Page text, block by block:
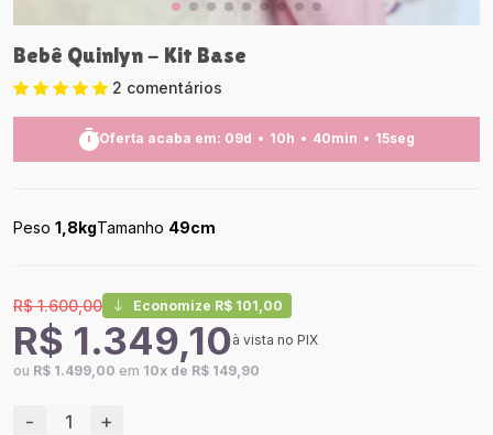
Bebê Quinlyn - Kit Base
2 comentários
Oferta acaba em: 09d 10h 40min 14seg
Peso 1,8kgTamanho 49cm
R$ 1.600,00 Economize R$ 101,00
ou R$ 1.499,00 em 10x de R$ 149,90
R$ 1.349,10à vista no PIX
- +